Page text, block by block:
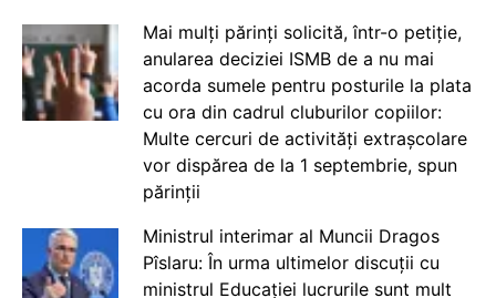
Mai mulți părinți solicită, într-o petiție,
anularea deciziei ISMB de a nu mai
acorda sumele pentru posturile la plata
cu ora din cadrul cluburilor copiilor:
Multe cercuri de activități extrașcolare
vor dispărea de la 1 septembrie, spun
părinții
Ministrul interimar al Muncii Dragos
Pîslaru: În urma ultimelor discuții cu
ministrul Educației lucrurile sunt mult